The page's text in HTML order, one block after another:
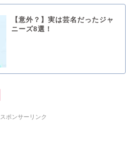
【意外？】実は芸名だったジャ
ニーズ8選！
スポンサーリンク